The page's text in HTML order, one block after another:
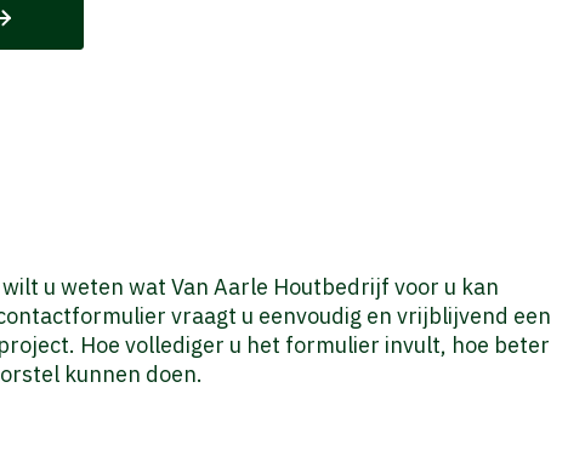
u weten wat Van Aarle Houtbedrijf voor u kan
vraagt u eenvoudig en vrijblijvend een
Hoe vollediger u het formulier invult, hoe beter
kunnen doen.